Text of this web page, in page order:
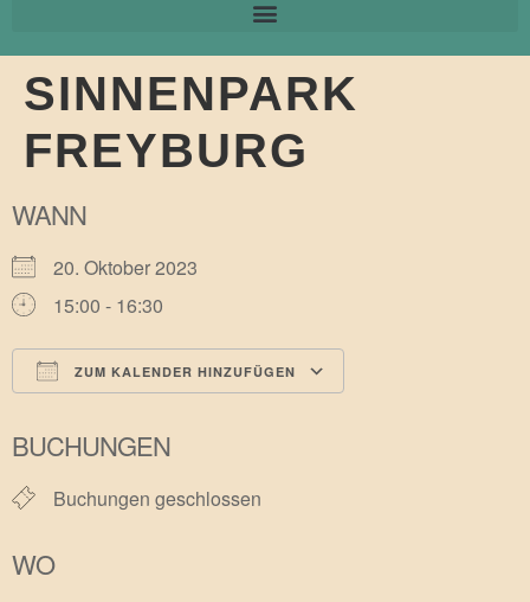
SINNENPARK
FREYBURG
WANN
20. Oktober 2023
15:00 - 16:30
ZUM KALENDER HINZUFÜGEN
BUCHUNGEN
Buchungen geschlossen
WO